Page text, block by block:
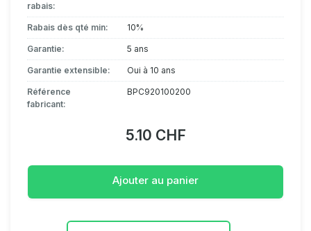
rabais:
Rabais dès qté min: 10%
Garantie: 5 ans
Garantie extensible: Oui à 10 ans
Référence
fabricant:
BPC920100200
5.10 CHF
Ajouter au panier